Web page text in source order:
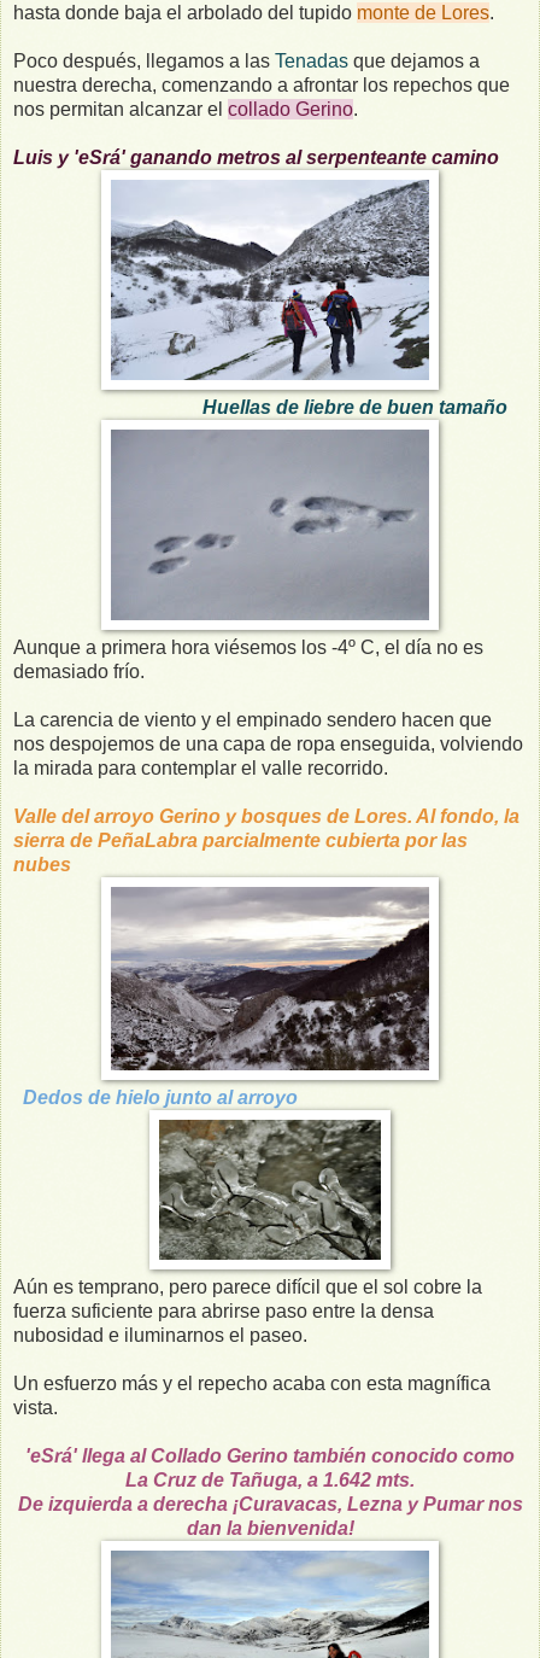
hasta donde baja el arbolado del tupido monte de Lores.
Poco después, llegamos a las Tenadas que dejamos a
nuestra derecha, comenzando a afrontar los repechos que
nos permitan alcanzar el collado Gerino.
Luis y 'eSrá' ganando metros al serpenteante camino
Huellas de liebre de buen tamaño
Aunque a primera hora viésemos los -4º C, el día no es
demasiado frío.
La carencia de viento y el empinado sendero hacen que
nos despojemos de una capa de ropa enseguida, volviendo
la mirada para contemplar el valle recorrido.
Valle del arroyo Gerino y bosques de Lores. Al fondo, la
sierra de PeñaLabra parcialmente cubierta por las
nubes
Dedos de hielo junto al arroyo
Aún es temprano, pero parece difícil que el sol cobre la
fuerza suficiente para abrirse paso entre la densa
nubosidad e iluminarnos el paseo.
Un esfuerzo más y el repecho acaba con esta magnífica
vista.
'eSrá' llega al Collado Gerino también conocido como
La Cruz de Tañuga, a 1.642 mts.
De izquierda a derecha ¡Curavacas, Lezna y Pumar nos
dan la bienvenida!